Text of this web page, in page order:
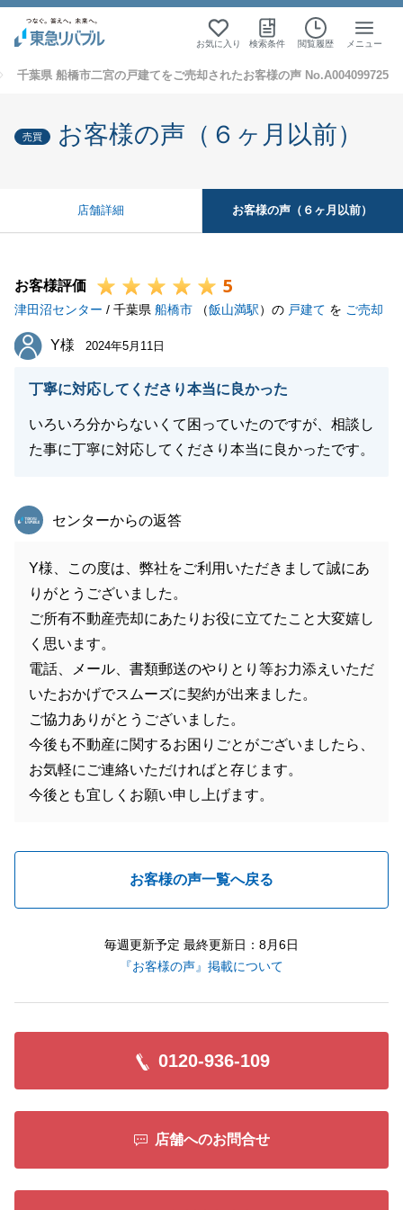
お気に入り 検索条件 閲覧履歴 メニュー
千葉県 船橋市二宮の戸建てをご売却されたお客様の声 No.A004099725
売買 お客様の声（６ヶ月以前）
店舗詳細 お客様の声（６ヶ月以前）
お客様評価 5
津田沼センター / 千葉県 船橋市 （飯山満駅）の 戸建て を ご売却
Y様
Y様 2024年5月11日
丁寧に対応してくださり本当に良かった
いろいろ分からないくて困っていたのですが、相談し
た事に丁寧に対応してくださり本当に良かったです。
東急リバブル
センターからの返答
Y様、この度は、弊社をご利用いただきまして誠にあ
りがとうございました。
ご所有不動産売却にあたりお役に立てたこと大変嬉し
く思います。
電話、メール、書類郵送のやりとり等お力添えいただ
いたおかげでスムーズに契約が出来ました。
ご協力ありがとうございました。
今後も不動産に関するお困りごとがございましたら、
お気軽にご連絡いただければと存じます。
今後とも宜しくお願い申し上げます。
お客様の声一覧へ戻る
毎週更新予定 最終更新日：8月6日
『お客様の声』掲載について
0120-936-109
店舗へのお問合せ